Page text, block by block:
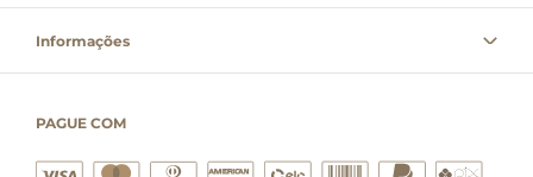
Informações
PAGUE COM